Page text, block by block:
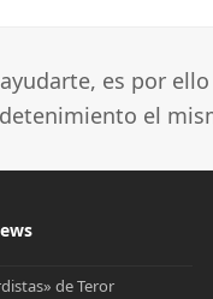
es por
el
de Teror